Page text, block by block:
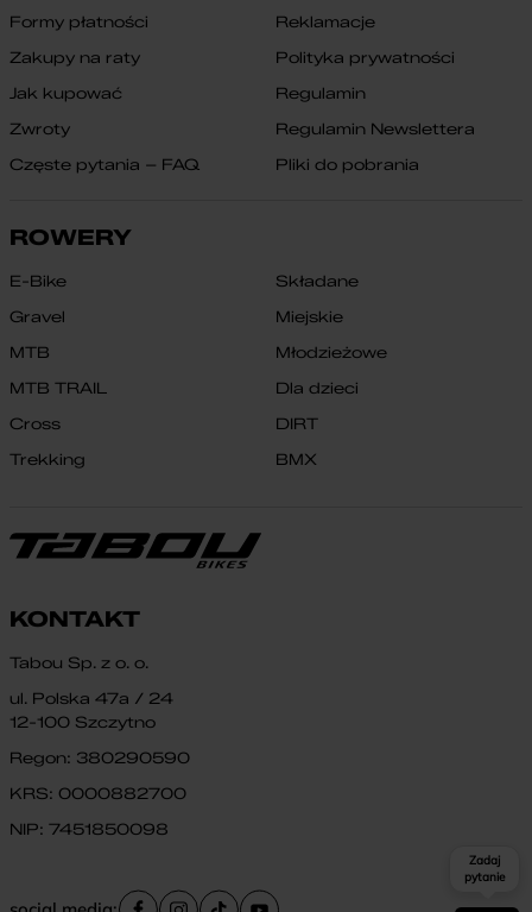
Formy płatności
Zakupy na raty
Jak kupować
Zwroty
Częste pytania – FAQ
Reklamacje
Polityka prywatności
Regulamin
Regulamin Newslettera
Pliki do pobrania
ROWERY
E-Bike
Gravel
MTB
MTB TRAIL
Cross
Trekking
Składane
Miejskie
Młodzieżowe
Dla dzieci
DIRT
BMX
KONTAKT
Tabou Sp. z o. o.
ul. Polska 47a / 24
12-100 Szczytno
Regon: 380290590
KRS: 0000882700
NIP: 7451850098
Zadaj
pytanie